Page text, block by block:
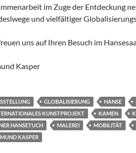
im Zuge der Entdeckung
und vielfältiger
uns auf Ihren Besuch im
Kasper
GLOBALISIERUNG HANSE
KUNSTPROJEKT
KAMEN
HANSETUCH
MALEREI MOBILITÄT
KASPER